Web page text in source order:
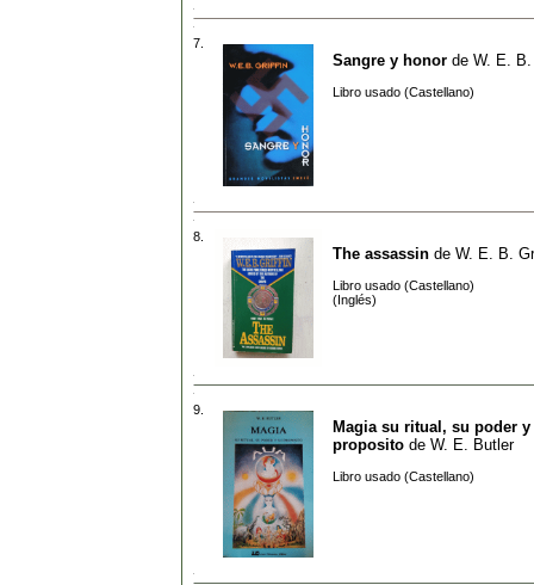
7.
Sangre y honor de W. E.
Libro usado (Castellano)
8.
The assassin de W. E. B.
Libro usado (Castellano)
(Inglés)
9.
Magia su ritual, su poder y
proposito de W. E. Butler
Libro usado (Castellano)